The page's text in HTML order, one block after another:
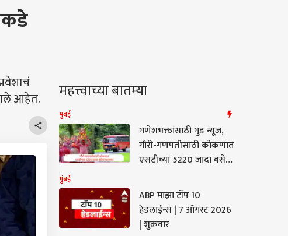
आहेत.
महत्त्वाच्या बातम्या
मुंबई
गणेशभक्तांसाठी गुड न्यूज,
गौरी-गणपतीसाठी कोकणात
एसटीच्या 5220 जादा बसेस
यांची माहिती
मुंबई
ABP माझा टॉप 10
हेडलाईन्स | 7 ऑगस्ट 2026
| शुक्रवार